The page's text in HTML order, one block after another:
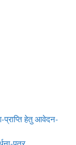
प्राप्ति हेतु आवेदन-